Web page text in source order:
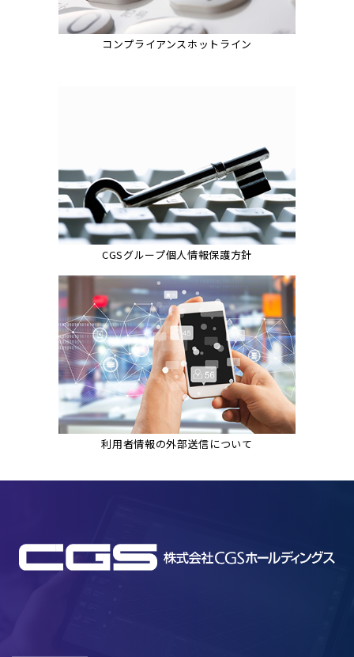
コンプライアンスホットライン
CGSグループ個人情報保護方針
利用者情報の外部送信について